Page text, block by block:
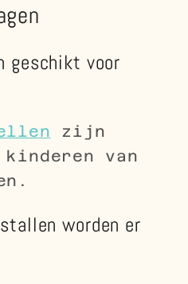
geschikt voor
zijn
van
worden er